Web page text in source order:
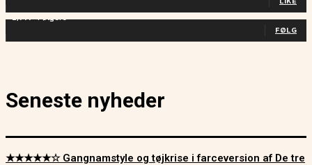
2,714 Følgere
FØLG
Seneste nyheder
★★★★★☆ Gangnamstyle og tøjkrise i farceversion af De tre